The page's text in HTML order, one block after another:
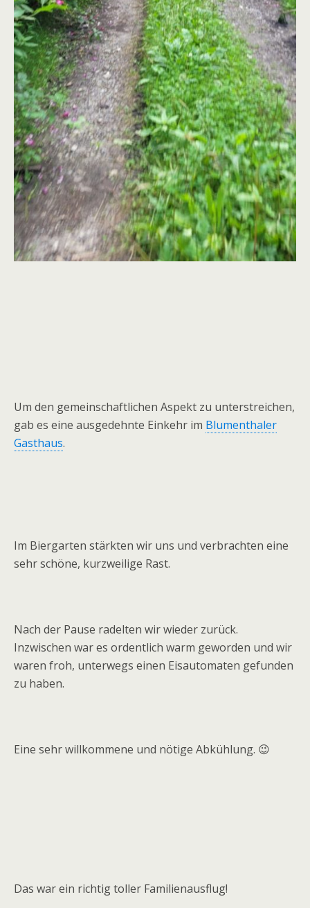
Um den gemeinschaftlichen Aspekt zu unterstreichen,
gab es eine ausgedehnte Einkehr im Blumenthaler
Gasthaus.
Im Biergarten stärkten wir uns und verbrachten eine
sehr schöne, kurzweilige Rast.
Nach der Pause radelten wir wieder zurück.
Inzwischen war es ordentlich warm geworden und wir
waren froh, unterwegs einen Eisautomaten gefunden
zu haben.
Eine sehr willkommene und nötige Abkühlung. 😉
Das war ein richtig toller Familienausflug!